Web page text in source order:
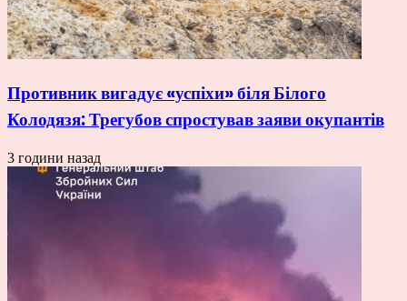
Противник вигадує «успіхи» біля Білого
Колодязя: Трегубов спростував заяви окупантів
3 години назад